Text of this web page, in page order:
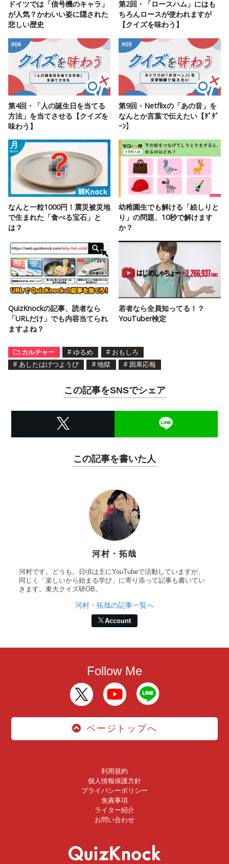
ドイツでは「信号機のキャラ」
が人気？かわいい姿に隠された
悲しい歴史
第2回・「ロースハム」にはも
ちろんロースが使われますが
【クイズを味わう】
第4回・「人の誕生日を当てる
方法」を当てさせる【クイズを
味わう】
第9回・Netflixの「あの音」を
なんとか言葉で伝えたい【ﾀﾞﾀﾞ
ｰﾝ】
なんと一粒1000円！震災被災地
で生まれた「食べる宝石」と
は？
幼稚園生でも解ける「絵しりと
り」の問題、10秒で解けます
か？
QuizKnockの記事、読者なら
「URLだけ」でも内容当てられ
ますよね？
若者なら全員知ってる！？
YouTuber検定
カルチャー # ゆるめ # おもしろ
# あしたはげつようび # 地獄 # 因果応報
この記事をSNSでシェア
この記事を書いた人
河村・拓哉
河村です。どうも。日頃は主にYouTubeで活動していますが、
同じく「楽しいから始まる学び」に寄り添って記事も書いてい
きます。東大クイズ研OB。
河村・拓哉の記事一覧へ
Account
Follow Me
ページトップへ
利用規約
個人情報保護方針
プライバシーポリシー
免責事項
ライター紹介
お問い合わせ